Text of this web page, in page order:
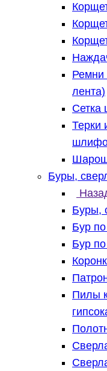
Ремни
лента)
Сетка
Терки
Буры,
Буры,
Бур
Бур
Пилы